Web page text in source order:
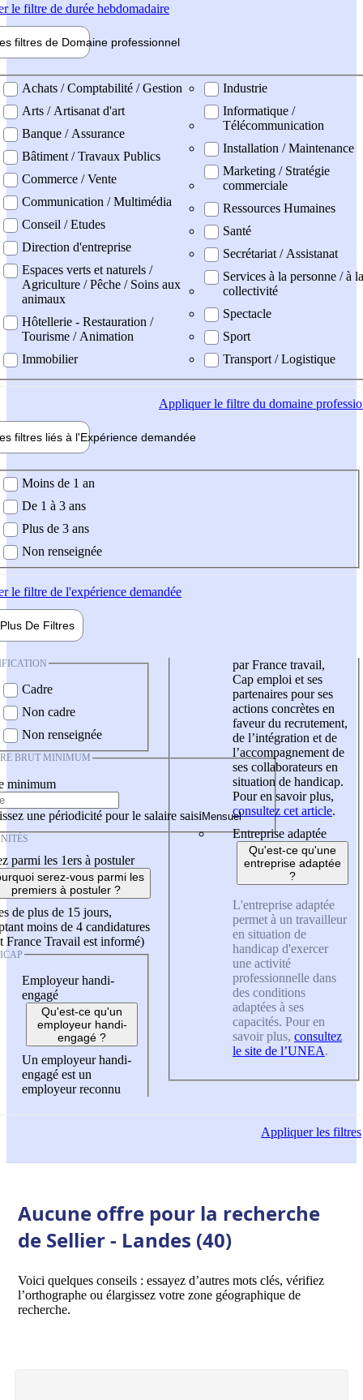
le filtre de durée hebdomadaire
filtres de Domaine professionnel
professionel
Achats / Comptabilité / Gestion
Arts / Artisanat d'art
Banque / Assurance
Bâtiment / Travaux Publics
Commerce / Vente
Communication / Multimédia
Conseil / Etudes
Direction d'entreprise
Espaces verts et naturels /
Agriculture / Pêche / Soins aux
animaux
Hôtellerie - Restauration /
Tourisme / Animation
Immobilier
Industrie
Informatique /
Télécommunication
Installation / Maintenance
Marketing / Stratégie
commerciale
Ressources Humaines
Santé
Secrétariat / Assistanat
Services à la personne / à la
collectivité
Spectacle
Sport
Transport / Logistique
Appliquerle filtre du domaine
filtres liés à l'Expérience demandée
demandée
Moins de 1 an
De 1 à 3 ans
Plus de 3 ans
Non renseignée
le filtre de l'expérience demandée
Plus De Filtres
Cadre
Non cadre
Non renseignée
BRUT MINIMUM
minimum
une périodicité pour le salaire saisi
parmi les 1ers à postuler
serez-vous parmi les
premiers à postuler ?
de plus de 15 jours,
moins de 4 candidatures
France Travail est informé)
Employeur handi-
engagé
Qu'est-ce qu'un
employeur handi-
engagé ?
Un employeur handi-
engagé est un
employeur reconnu
par France travail,
Cap emploi et ses
partenaires pour ses
actions concrètes en
faveur du recrutement,
de l’intégration et de
l’accompagnement de
ses collaborateurs en
situation de handicap.
Pour en savoir plus,
consultez cet article.
Entreprise adaptée
Qu'est-ce qu'une
entreprise adaptée
?
L'entreprise adaptée
permet à un travailleur
en situation de
handicap d'exercer
une activité
professionnelle dans
des conditions
adaptées à ses
capacités. Pour en
savoir plus, consultez
le site de l’UNEA.
Appliquerles filtres
Aucune offre pour la recherche
de Sellier - Landes (40)
Voici quelques conseils : essayez d’autres mots clés, vérifiez
l’orthographe ou élargissez votre zone géographique de
recherche.